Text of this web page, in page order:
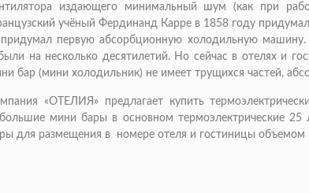
издающего минимальный шум (как при
учёный Фердинанд Карре в 1858 году
первую абсорбционную холодильную
на несколько десятилетий. Но сейчас в отелях и
бар (мини холодильник) не имеет трущихся частей,
«ОТЕЛИЯ» предлагает купить
мини бары в основном термоэлектрические 25
для размещения в номере отеля и гостиницы объемом